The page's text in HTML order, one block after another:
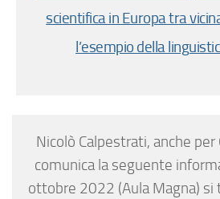
scientifica in Europa tra
l’esempio della
Nicolò Calpestrati, anche per
comunica la seguente
ottobre 2022 (Aula Magna) si